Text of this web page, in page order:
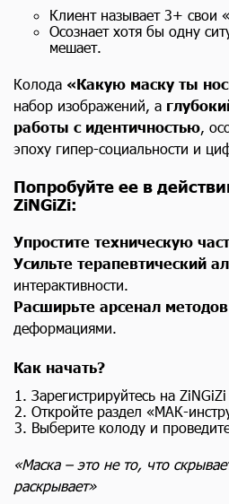
Клиент называет 3+ свои
Осознает хотя бы одну
мешает.
Колода «Какую маску ты
набор изображений, а
работы с идентичностью,
эпоху гипер-социальности и
Попробуйте ее в
ZiNGiZi:
Упростите техническую
Усильте терапевтический
интерактивности.
Расширьте арсенал методов
деформациями.
Как начать?
Зарегистрируйтесь на ZiNGiZi
Откройте раздел «МАК-
Выберите колоду и
«Маска – это не то, что
раскрывает»